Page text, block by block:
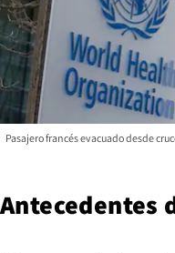
Pasajero francés evacuado desde
Antecedentes